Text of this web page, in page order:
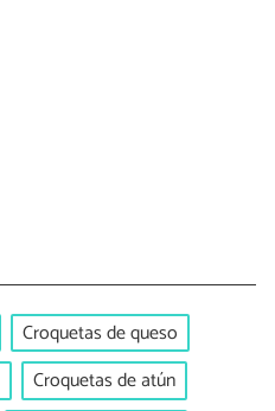
Croquetas de queso
Croquetas de atún